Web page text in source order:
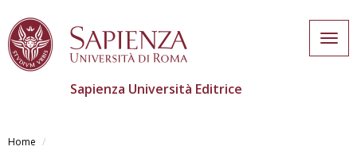
main
Sapienza Università Editrice
Home